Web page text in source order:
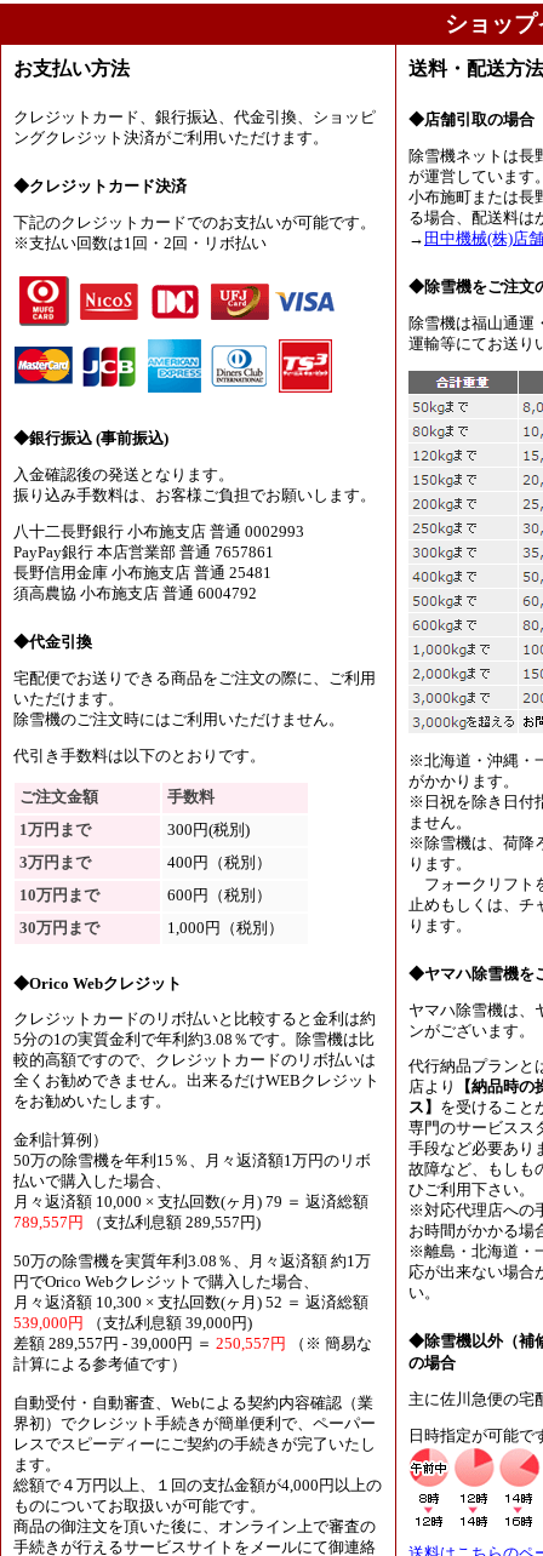
ショッ
お支払い方法
クレジットカード、銀行振込、代金引換、ショッピ
ングクレジット決済がご利用いただけます。
◆クレジットカード決済
下記のクレジットカードでのお支払いが可能です。
※支払い回数は1回・2回・リボ払い
◆銀行振込 (事前振込)
入金確認後の発送となります。
振り込み手数料は、お客様ご負担でお願いします。
八十二長野銀行 小布施支店 普通 0002993
PayPay銀行 本店営業部 普通 7657861
長野信用金庫 小布施支店 普通 25481
須高農協 小布施支店 普通 6004792
◆代金引換
宅配便でお送りできる商品をご注文の際に、ご利用
いただけます。
除雪機のご注文時にはご利用いただけません。
代引き手数料は以下のとおりです。
ご注文金額
手数料
1万円まで
300円(税別)
3万円まで
400円（税別）
10万円まで
600円（税別）
30万円まで
1,000円（税別）
◆Orico Webクレジット
クレジットカードのリボ払いと比較すると金利は約
5分の1の実質金利で年利約3.08％です。除雪機は比
較的高額ですので、クレジットカードのリボ払いは
全くお勧めできません。出来るだけWEBクレジット
をお勧めいたします。
金利計算例）
50万の除雪機を年利15％、月々返済額1万円のリボ
払いで購入した場合、
月々返済額 10,000 × 支払回数(ヶ月) 79 ＝ 返済総額
789,557円
（支払利息額 289,557円)
50万の除雪機を実質年利3.08％、月々返済額 約1万
円でOrico Webクレジットで購入した場合、
月々返済額 10,300 × 支払回数(ヶ月) 52 ＝ 返済総額
539,000円
（支払利息額 39,000円)
差額 289,557円 - 39,000円 ＝ 250,557円
（※ 簡易な
計算による参考値です）
自動受付・自動審査、Webによる契約内容確認（業
界初）でクレジット手続きが簡単便利で、ペーパー
レスでスピーディーにご契約の手続きが完了いたし
ます。
総額で４万円以上、１回の支払金額が4,000円以上の
ものについてお取扱いが可能です。
商品の御注文を頂いた後に、オンライン上で審査の
手続きが行えるサービスサイトをメールにて御連絡
送料・配送方
◆店舗引取の場合
除雪機ネットは長
が運営しています
小布施町または長
る場合、配送料は
→ 田中機械(株)店
◆除雪機をご注文
除雪機は福山通運
運輸等にてお送り
※北海道・沖縄・
がかかります。
※日祝を除き日付
ません。
※除雪機は、荷降
ります。
フォークリフト
止めもしくは、チ
ります。
◆ヤマハ除雪機を
ヤマハ除雪機は、
ンがございます。
代行納品プランと
店より
【納品時
ス】 を受けること
専門のサービスス
手段など必要あり
故障など、もしも
ひご利用下さい。
※対応代理店への
お時間がかかる場
※離島・北海道・
応が出来ない場合
い。
◆除雪機以外（補
の場合
主に佐川急便の宅
日時指定が可能で